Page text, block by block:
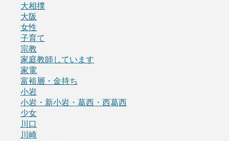
大相撲
大阪
女性
子育て
宗教
家庭教師しています
家電
富裕層・金持ち
小岩
小岩・新小岩・葛西・西葛西
少女
川口
川崎